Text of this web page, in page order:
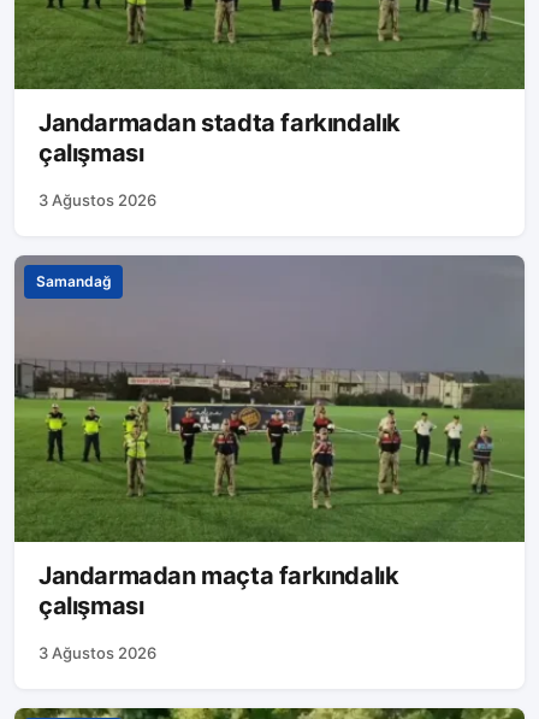
Jandarmadan stadta farkındalık
çalışması
3 Ağustos 2026
Samandağ
Jandarmadan maçta farkındalık
çalışması
3 Ağustos 2026